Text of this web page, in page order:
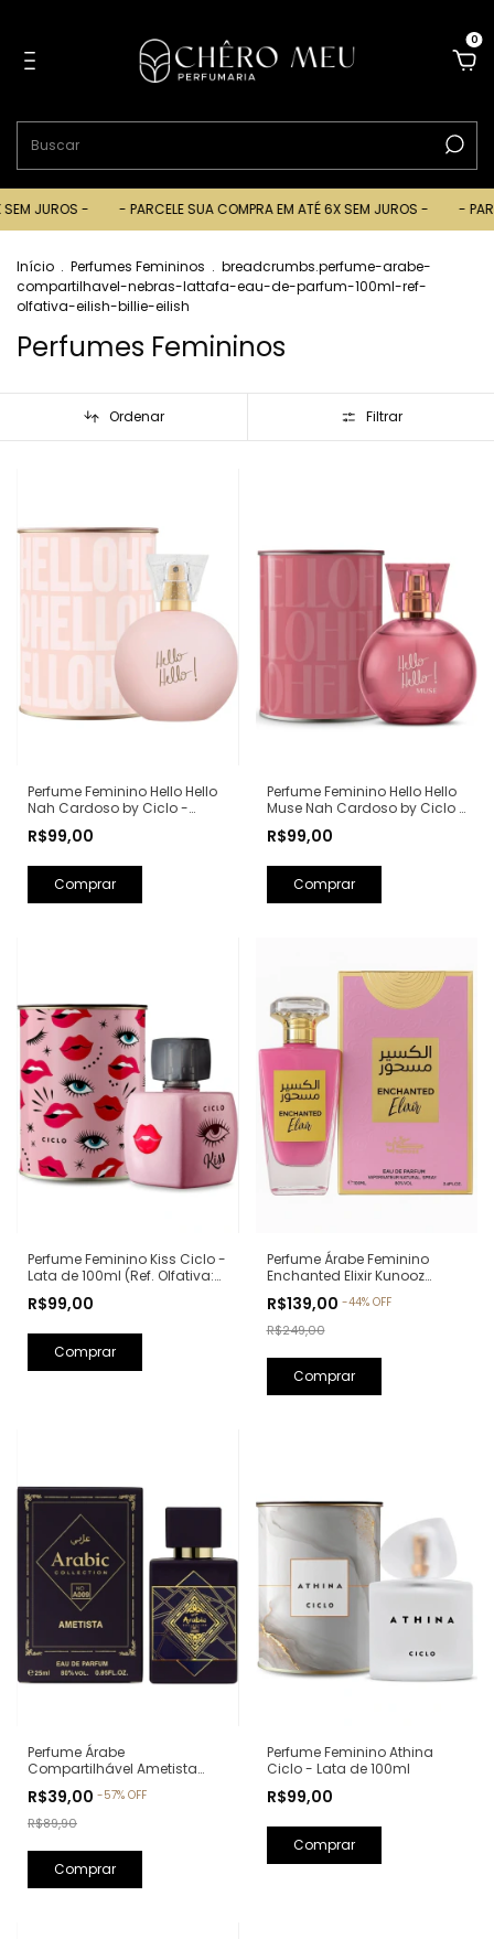
0
- - PARCELE SUA COMPRA EM ATÉ 6X SEM JUROS - - PARCELE
Início . Perfumes Femininos . breadcrumbs.perfume-arabe-
compartilhavel-nebras-lattafa-eau-de-parfum-100ml-ref-
olfativa-eilish-billie-eilish
Perfumes Femininos
Ordenar Filtrar
Perfume Feminino Hello Hello
Nah Cardoso by Ciclo -
R$99,00
Perfume Feminino Hello Hello
Muse Nah Cardoso by Ciclo -
R$99,00
Perfume Feminino Kiss Ciclo -
Lata de 100ml (Ref. Olfativa:
R$99,00
Perfume Árabe Feminino
Enchanted Elixir Kunooz
100ml (Ref. Olfativa: Chance
Eau de Parfum Chanel)
R$139,00 -44% OFF
R$249,00
Perfume Árabe
Compartilhável Ametista
25ml (Ref. Olfativa: Bade'e Al
Oud Amethyst Lattafa)
R$39,00 -57% OFF
R$89,90
Perfume Feminino Athina
Ciclo - Lata de 100ml
R$99,00